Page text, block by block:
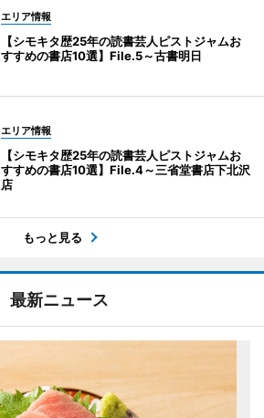
エリア情報
【シモキタ歴25年の読書芸人ピストジャムお
すすめの書店10選】File.5～古書明日
エリア情報
【シモキタ歴25年の読書芸人ピストジャムお
すすめの書店10選】File.4～三省堂書店下北沢
店
もっと見る
最新ニュース